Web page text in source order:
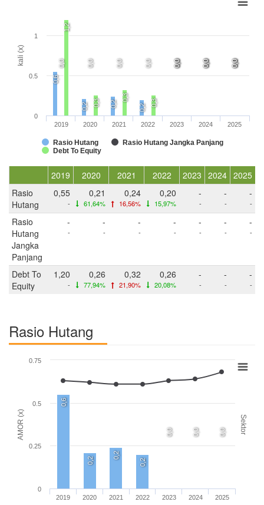
kali (x)
0,6
0,2 0,2 0,2
0,0 0,0 0,0
0,0 0,0 0,0 0,0 0,0 0,0 0,0
1,2
0,3
0,3
0,3
0,0 0,0 0,0
Rasio Hutang
Rasio Hutang Jangka Panjang
Debt To Equity
2019 2020 2021 2022 2023 2024 2025
0
0.5
1
2019 2020 2021 2022 2023 2024 2025
Rasio
Hutang
0,55
-
0,21
61,64%
0,24
16,56%
0,20
15,97%
-
-
-
-
-
-
Rasio
Hutang
Jangka
Panjang
-
-
-
-
-
-
-
-
-
-
-
-
-
-
Debt To
Equity
1,20
-
0,26
77,94%
0,32
21,90%
0,26
20,08%
-
-
-
-
-
-
Rasio Hutang
AMOR (x) Sektor
0,6
0,2
0,2
0,2
0,0 0,0 0,0
2019 2020 2021 2022 2023 2024 2025
0
0.25
0.5
0.75